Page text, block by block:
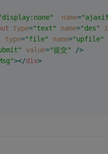
name=
type="text" name="des"
type="file" name="upfile"
value="提交" />
></div>